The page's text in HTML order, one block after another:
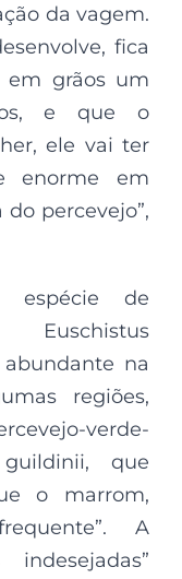
da vagem.
fica
em grãos um
e que o
ele vai ter
enorme em
percevejo”,
espécie de
Euschistus
na
regiões,
verde-
que
o marrom,
A